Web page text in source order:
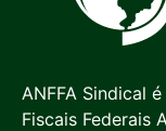
ANFFA Sindical
Fiscais Federais